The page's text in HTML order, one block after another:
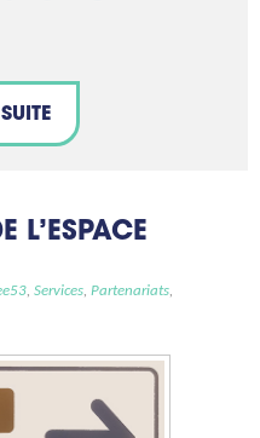
L’ESPACE
, Services, Partenariats,